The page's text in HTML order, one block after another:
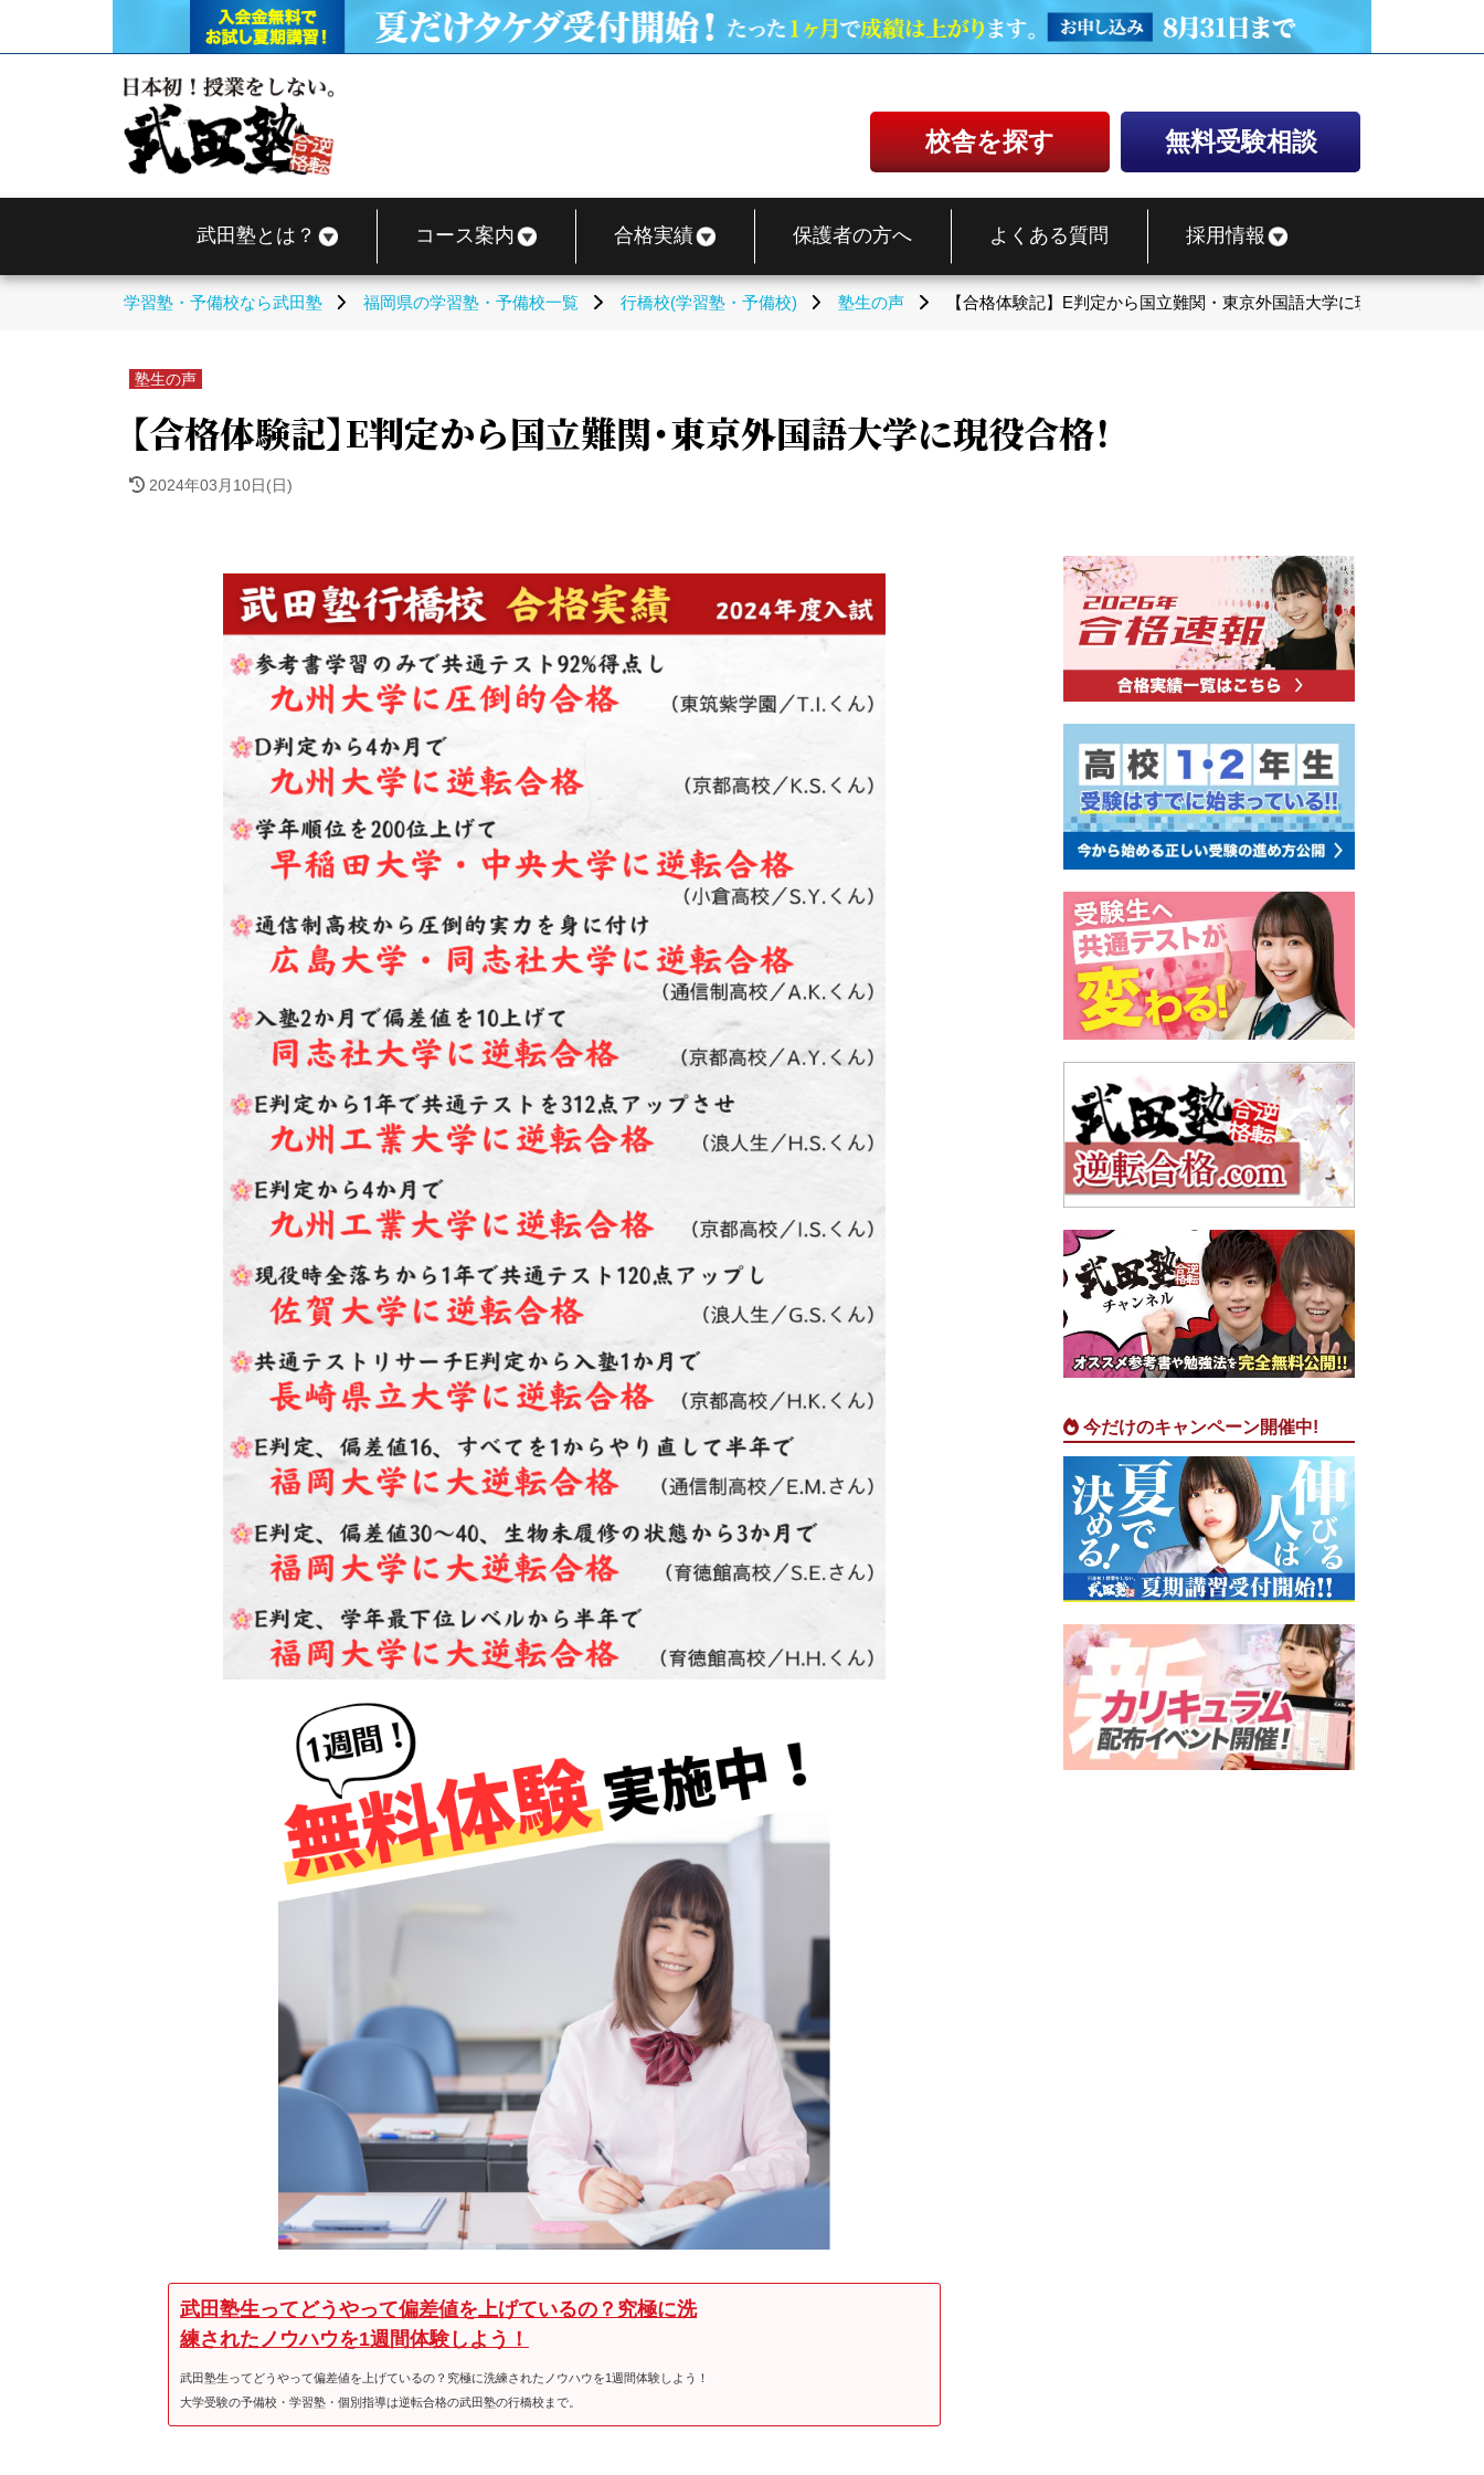
校舎を探す 無料受験相談
武田塾とは？ コース案内 合格実績 保護者の方へ よくある質問 採用情報
学習塾・予備校なら武田塾 福岡県の学習塾・予備校一覧 行橋校(学習塾・予備校) 塾生の声 【合格体験記】E判定から国立難関・東京外国語大学に現役合格！
塾生の声
【合格体験記】E判定から国立難関・東京外国語大学に現役合格！
2024年03月10日(日)
武田塾生ってどうやって偏差値を上げているの？究極に洗
練されたノウハウを1週間体験しよう！
武田塾生ってどうやって偏差値を上げているの？究極に洗練されたノウハウを1週間体験しよう！
大学受験の予備校・学習塾・個別指導は逆転合格の武田塾の行橋校まで。
今だけのキャンペーン開催中!